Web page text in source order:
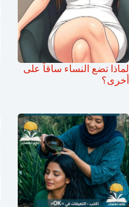
لماذا تضع النساء ساقاً على
أخرى؟